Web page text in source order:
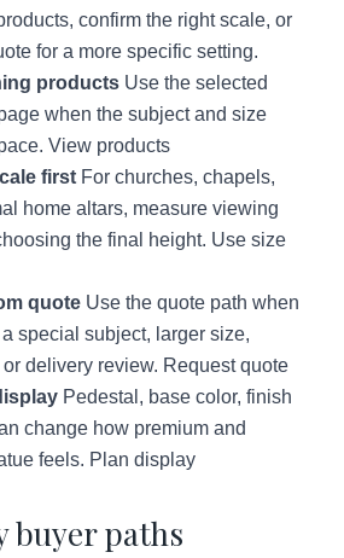
confirm the right scale, or
for a more specific setting.
products Use the selected
when the subject and size
View products
first For churches, chapels,
home altars, measure viewing
the final height. Use size
quote Use the quote path when
special subject, larger size,
delivery review. Request quote
Pedestal, base color, finish
change how premium and
feels. Plan display
buyer paths